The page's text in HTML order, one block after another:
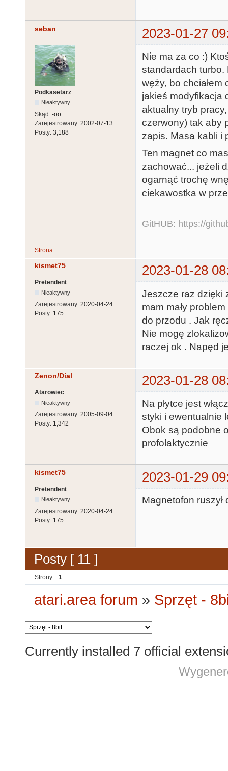
seban 2023-01-27
Podkasetarz
Nieaktywny
Skąd: -oo
Zarejestrowany: 2002-07-13
Posty: 3,188
Nie ma za co :)
standardach turbo.
węży, bo chciałem
jakieś modyfikacja
aktualny tryb
czerwony) tak aby
zapis. Masa kabli i
Ten magnet co
zachować... jeżeli
ogarnąć trochę
ciekawostka w
GitHUB: https://
Strona
kismet75 2023-01-28
Pretendent
Nieaktywny
Zarejestrowany: 2020-04-24
Posty: 175
Jeszcze raz dzięki
mam mały
do przodu . Jak
Nie mogę
raczej ok . Napęd
Zenon/Dial 2023-01-28
Atarowiec
Nieaktywny
Zarejestrowany: 2005-09-04
Posty: 1,342
Na płytce jest
styki i ewentualnie
Obok są podobne
profolaktycznie
kismet75 2023-01-29
Pretendent
Nieaktywny
Zarejestrowany: 2020-04-24
Posty: 175
Magnetofon
Posty [ 11 ]
Strony 1
atari.area forum » Sprzęt -
Currently installed 7 official